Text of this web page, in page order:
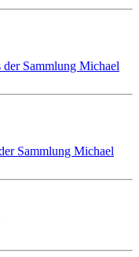
Sammlung Michael
Sammlung Michael